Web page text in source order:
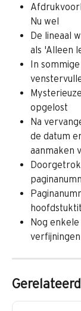
Nu wel
De lineaal
als 'Alleen
In
opgelost
Na
de datum
aanmaken
Nog